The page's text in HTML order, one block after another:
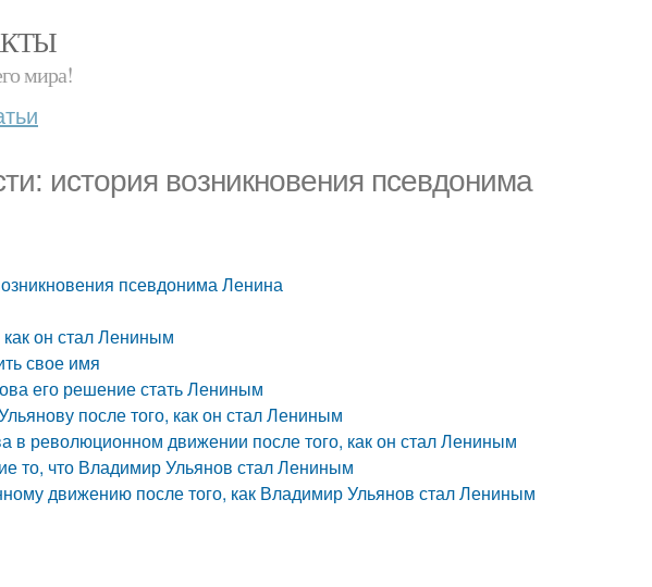
мира!
история возникновения псевдонима
псевдонима Ленина
он стал Лениным
свое имя
его решение стать Лениным
после того, как он стал Лениным
в революционном движении после того, как он стал Лениным
то, что Владимир Ульянов стал Лениным
движению после того, как Владимир Ульянов стал Лениным